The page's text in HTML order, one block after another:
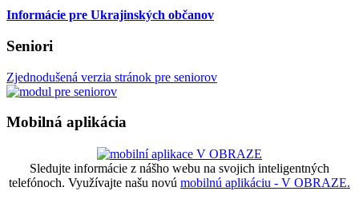
Informácie pre Ukrajinských občanov
Seniori
Zjednodušená verzia stránok pre seniorov
Mobilná aplikácia
Sledujte informácie z nášho webu na svojich inteligentných
telefónoch. Využívajte našu novú mobilnú aplikáciu - V OBRAZE.